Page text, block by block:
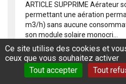
ARTICLE SUPPRIME Aérateur
permettant une aération
m3/h) sans aucune
son module solaire monocri...
Ce site utilise des cookies et
ceux que vous souhaitez activer
Tout accepter
Tout